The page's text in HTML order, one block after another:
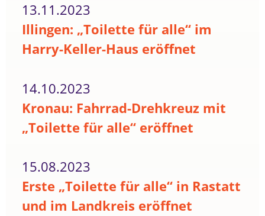
13.11.2023
Illingen: „Toilette für alle“ im
Harry-Keller-Haus eröffnet
14.10.2023
Kronau: Fahrrad-Drehkreuz mit
„Toilette für alle“ eröffnet
15.08.2023
Erste „Toilette für alle“ in Rastatt
und im Landkreis eröffnet